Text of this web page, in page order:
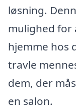
løsning.
mulighed for
hjemme hos
travle
dem, der
en salon.